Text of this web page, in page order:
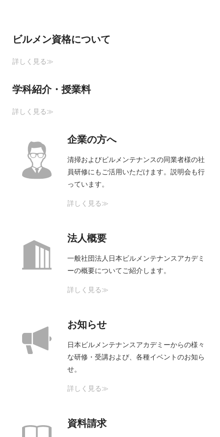
ビルメン資格について
詳しく見る≫
学科紹介・授業料
詳しく見る≫
企業の方へ
清掃およびビルメンテナンスの同業者様の社
員研修にもご活用いただけます。説明会も行
っています。
詳しく見る≫
法人概要
一般社団法人日本ビルメンテナンスアカデミ
ーの概要についてご紹介します。
詳しく見る≫
お知らせ
日本ビルメンテナンスアカデミーからの様々
な研修・受講および、各種イベントのお知ら
せ。
詳しく見る≫
資料請求